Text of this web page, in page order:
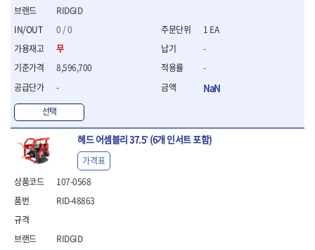
- 함마렌치
- 미니라쳇세트
- 기타
- 라쳇 드라이버
- 모터렌치
- 함마스패너
절연.전설.방폭공구
- 절연옵셋렌치
- 절연연결대
- 절연드라이버
- 절연스패너
- 절연소켓
RIDGID
0 / 0
무
8,596,700
-
선택
1 EA
-
-
NaN
헤드 어셈블리 37.5˚ (6개 인서트 포함)
107-0568
RIDGID
RID-48863
가격표